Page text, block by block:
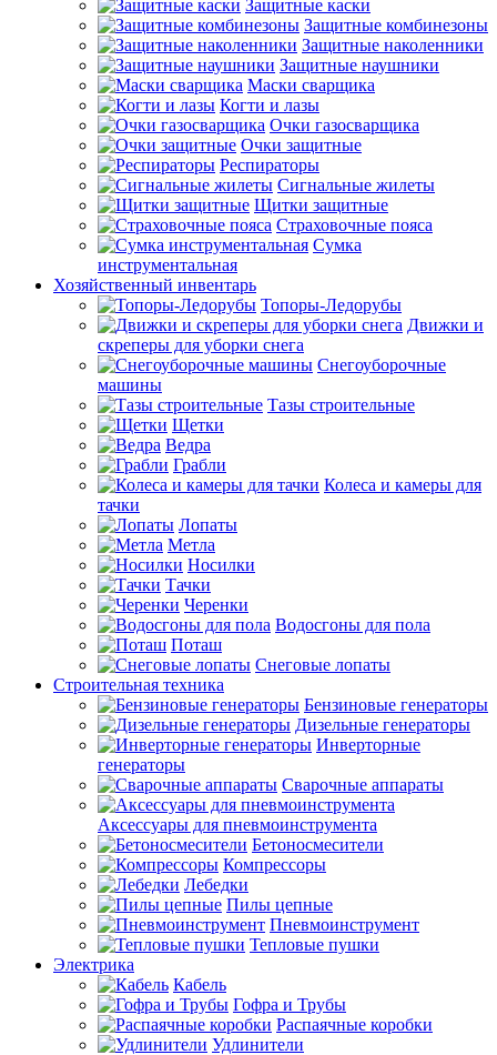
Защитные каски
Защитные комбинезоны
Защитные наколенники
Защитные наушники
Маски сварщика
Когти и лазы
Очки газосварщика
Очки защитные
Респираторы
Сигнальные жилеты
Щитки защитные
Страховочные пояса
Сумка
инструментальная
Хозяйственный инвентарь
Топоры-Ледорубы
Движки и
скреперы для уборки снега
Снегоуборочные
машины
Тазы строительные
Щетки
Ведра
Грабли
Колеса и камеры для
тачки
Лопаты
Метла
Носилки
Тачки
Черенки
Водосгоны для пола
Поташ
Снеговые лопаты
Строительная техника
Бензиновые генераторы
Дизельные генераторы
Инверторные
генераторы
Сварочные аппараты
Аксессуары для пневмоинструмента
Бетоносмесители
Компрессоры
Лебедки
Пилы цепные
Пневмоинструмент
Тепловые пушки
Электрика
Кабель
Гофра и Трубы
Распаячные коробки
Удлинители